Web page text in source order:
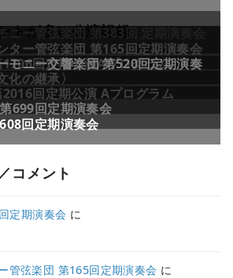
トが多い公演記録
コメント
定期演奏会 に
管弦楽団 第165回定期演奏会 に